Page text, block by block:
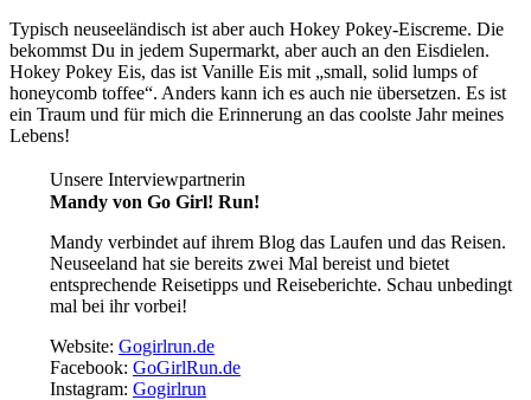
Typisch neuseeländisch ist aber auch Hokey Pokey-Eiscreme. Die
bekommst Du in jedem Supermarkt, aber auch an den Eisdielen.
Hokey Pokey Eis, das ist Vanille Eis mit „small, solid lumps of
honeycomb toffee“. Anders kann ich es auch nie übersetzen. Es ist
ein Traum und für mich die Erinnerung an das coolste Jahr meines
Lebens!
Unsere Interviewpartnerin
Mandy von Go Girl! Run!
Mandy verbindet auf ihrem Blog das Laufen und das Reisen.
Neuseeland hat sie bereits zwei Mal bereist und bietet
entsprechende Reisetipps und Reiseberichte. Schau unbedingt
mal bei ihr vorbei!
Website: Gogirlrun.de
Facebook: GoGirlRun.de
Instagram: Gogirlrun